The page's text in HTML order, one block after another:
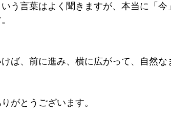
いう言葉はよく聞きますが、本当に「
けば、前に進み、横に広がって、自然
がとうございます。